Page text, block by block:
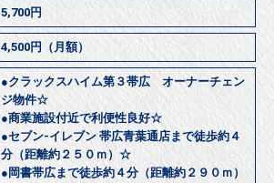
5,700円
4,500円（月額）
●クラックスハイム第３帯広 オーナーチェン
ジ物件☆
●商業施設付近で利便性良好☆
●セブン-イレブン 帯広青葉通店まで徒歩約４
分（距離約２５０ｍ）☆
●岡書帯広まで徒歩約４分（距離約２９０ｍ）